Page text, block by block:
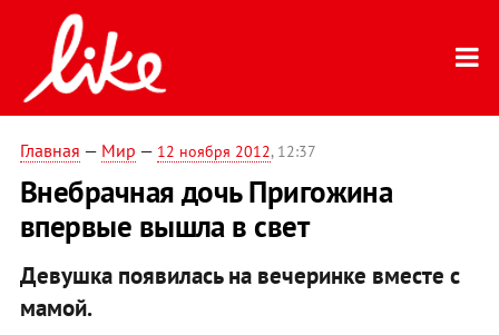
Главная — Мир — 12 ноября 2012, 12:37
Внебрачная дочь Пригожина
впервые вышла в свет
Девушка появилась на вечеринке вместе с
мамой.